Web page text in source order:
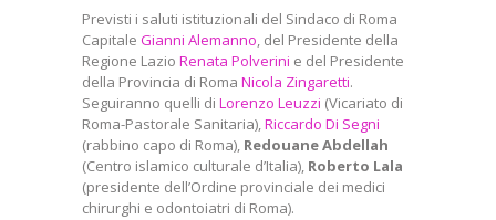
Previsti i saluti istituzionali del Sindaco di Roma
Capitale Gianni Alemanno, del Presidente della
Regione Lazio Renata Polverini e del Presidente
della Provincia di Roma Nicola Zingaretti.
Seguiranno quelli di Lorenzo Leuzzi (Vicariato di
Roma-Pastorale Sanitaria),Riccardo Di Segni
(rabbino capo di Roma), Redouane Abdellah
(Centro islamico culturale d’Italia), Roberto Lala
(presidente dell’Ordine provinciale dei medici
chirurghi e odontoiatri di Roma).